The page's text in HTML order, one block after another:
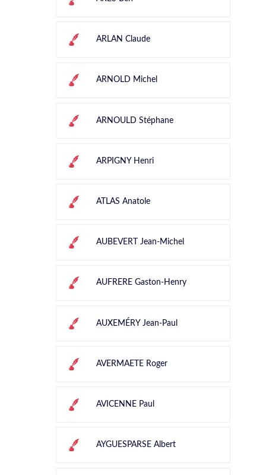
ARLAN Claude
ARNOLD Michel
ARNOULD Stéphane
ARPIGNY Henri
ATLAS Anatole
AUBEVERT Jean-Michel
AUFRERE Gaston-Henry
AUXEMÉRY Jean-Paul
AVERMAETE Roger
AVICENNE Paul
AYGUESPARSE Albert